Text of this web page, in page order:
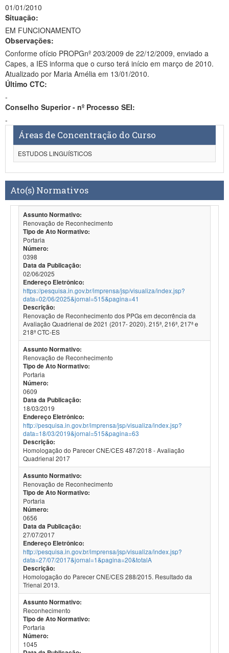
01/01/2010
Situação:
EM FUNCIONAMENTO
Observações:
Conforme ofício PROPGnº 203/2009 de 22/12/2009, enviado a
Capes, a IES informa que o curso terá início em março de 2010.
Atualizado por Maria Amélia em 13/01/2010.
Último CTC:
-
Conselho Superior - nº Processo SEI:
-
Áreas de Concentração do Curso
ESTUDOS LINGUÍSTICOS
Ato(s) Normativos
Assunto Normativo:
Renovação de Reconhecimento
Tipo de Ato Normativo:
Portaria
Número:
0398
Data da Publicação:
02/06/2025
Endereço Eletrônico:
https://pesquisa.in.gov.br/imprensa/jsp/visualiza/index.jsp?
data=02/06/2025&jornal=515&pagina=41
Descrição:
Renovação de Reconhecimento dos PPGs em decorrência da
Avaliação Quadrienal de 2021 (2017- 2020). 215ª, 216ª, 217ª e
218ª CTC-ES
Assunto Normativo:
Renovação de Reconhecimento
Tipo de Ato Normativo:
Portaria
Número:
0609
Data da Publicação:
18/03/2019
Endereço Eletrônico:
http://pesquisa.in.gov.br/imprensa/jsp/visualiza/index.jsp?
data=18/03/2019&jornal=515&pagina=63
Descrição:
Homologação do Parecer CNE/CES 487/2018 - Avaliação
Quadrienal 2017
Assunto Normativo:
Renovação de Reconhecimento
Tipo de Ato Normativo:
Portaria
Número:
0656
Data da Publicação:
27/07/2017
Endereço Eletrônico:
http://pesquisa.in.gov.br/imprensa/jsp/visualiza/index.jsp?
data=27/07/2017&jornal=1&pagina=20&totalA
Descrição:
Homologação do Parecer CNE/CES 288/2015. Resultado da
Trienal 2013.
Assunto Normativo:
Reconhecimento
Tipo de Ato Normativo:
Portaria
Número:
1045